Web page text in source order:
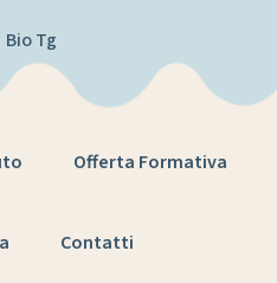
Bio Tg
Offerta Formativa
Contatti